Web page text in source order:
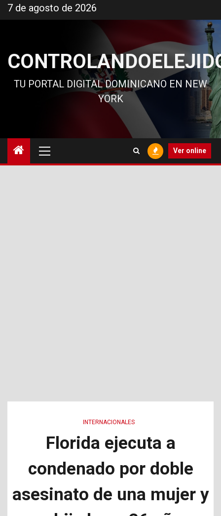
al
7 de agosto de 2026
TU PORTAL DIGITAL DOMINICANO EN NEW
YORK
principal
Ver online
INTERNACIONALES
Florida ejecuta a
condenado por doble
asesinato de una mujer y